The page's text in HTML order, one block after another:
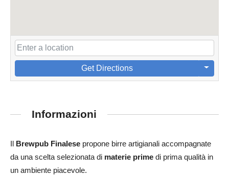
Get Directions
Informazioni
Il Brewpub Finalese propone birre artigianali accompagnate
da una scelta selezionata di materie prime di prima qualità in
un ambiente piacevole.